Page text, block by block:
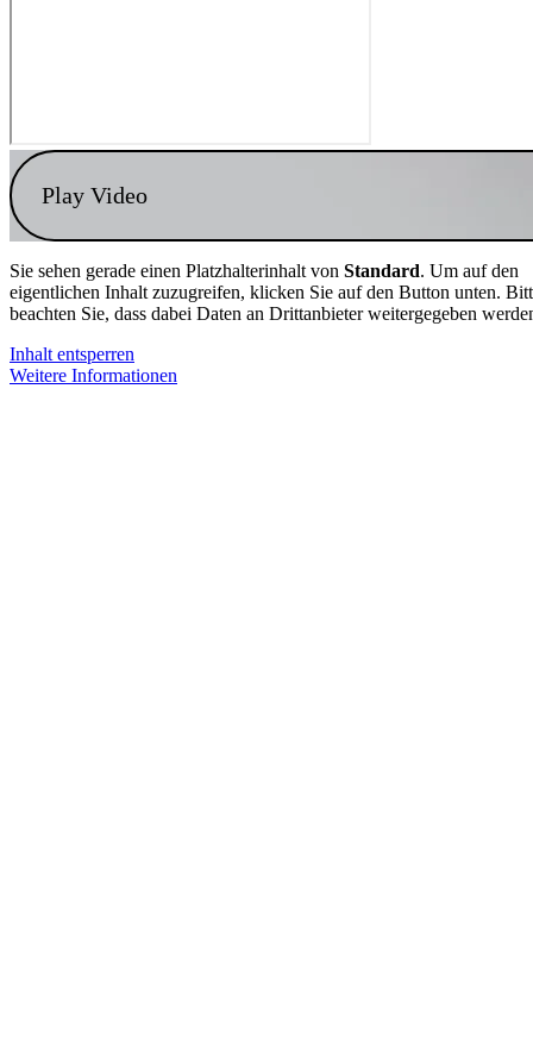
Play Video
Sie sehen gerade einen Platzhalterinhalt von Standard. Um auf den
eigentlichen Inhalt zuzugreifen, klicken Sie auf den Button unten.
beachten Sie, dass dabei Daten an Drittanbieter weitergegeben
Inhalt entsperren
Weitere Informationen